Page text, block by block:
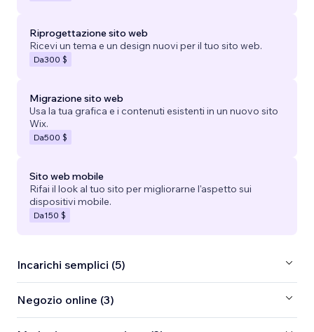
Riprogettazione sito web
Ricevi un tema e un design nuovi per il tuo sito web.
Da300 $
Migrazione sito web
Usa la tua grafica e i contenuti esistenti in un nuovo sito
Wix.
Da500 $
Sito web mobile
Rifai il look al tuo sito per migliorarne l'aspetto sui
dispositivi mobile.
Da150 $
Incarichi semplici (5)
Negozio online (3)